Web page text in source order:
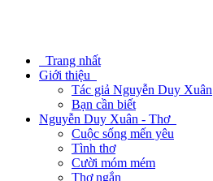
Trang nhất
Giới thiệu
Tác giả Nguyễn Duy Xuân
Bạn cần biết
Nguyễn Duy Xuân - Thơ
Cuộc sống mến yêu
Tình thơ
Cười móm mém
Thơ ngắn